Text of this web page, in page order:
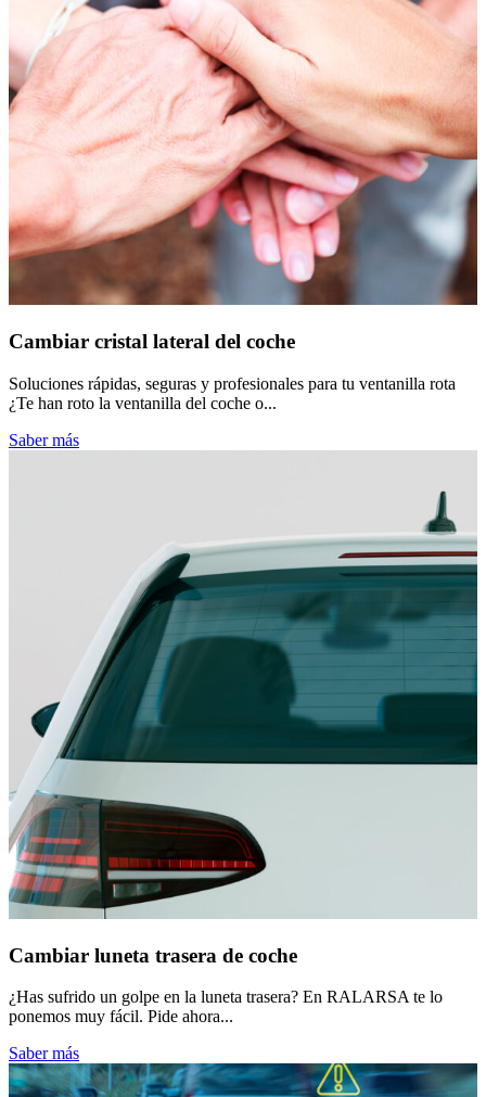
Cambiar cristal lateral del coche
Soluciones rápidas, seguras y profesionales para tu ventanilla rota
¿Te han roto la ventanilla del coche o...
Saber más
Cambiar luneta trasera de coche
¿Has sufrido un golpe en la luneta trasera? En RALARSA te lo
ponemos muy fácil. Pide ahora...
Saber más